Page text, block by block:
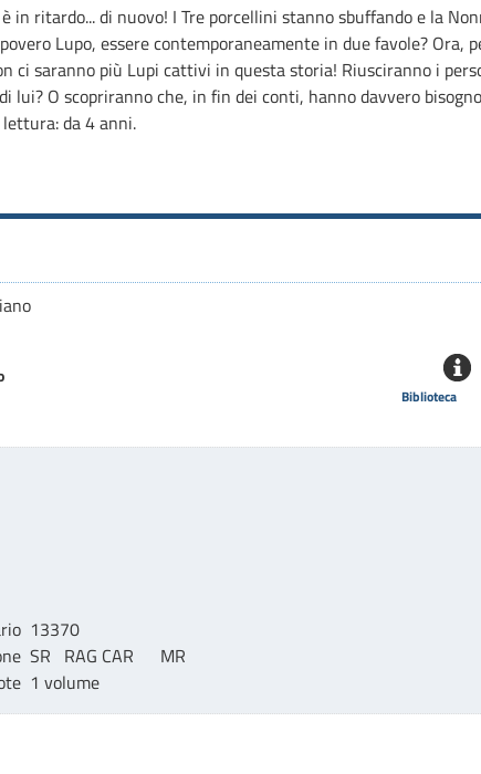
in ritardo... di nuovo! I Tre porcellini stanno sbuffando e la
Lupo, essere contemporaneamente in due favole? Ora,
ci saranno più Lupi cattivi in questa storia! Riusciranno i
lui? O scopriranno che, in fin dei conti, hanno davvero
da 4 anni.
Biblioteca
13370
SR   RAG CAR      MR
1 volume